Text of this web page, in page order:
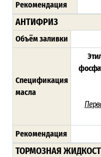
Рекомендация
АНТИФРИЗ
Объём заливки
Спецификация
масла
Рекомендация
ТОРМОЗНАЯ